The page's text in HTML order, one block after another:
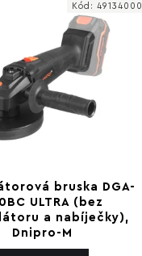
bruska DGA-
ULTRA (bez
a nabíječky),
Dnipro-M
Kód: 49134000